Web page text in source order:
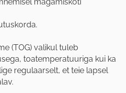
(TOG) valikul tuleb
toatemperatuuriga kui ka
regulaarselt, et teie lapsel